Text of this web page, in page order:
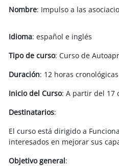
Nombre: Impulso a las
Idioma: español e inglés
Tipo de curso: Curso de
Duración: 12 horas cronológicas
Inicio del Curso: A partir del 17
Destinatarios:
El curso está dirigido a
interesados en mejorar sus
Objetivo general: